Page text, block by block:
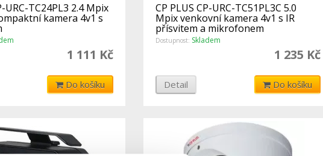
URC-TC24PL3 2.4 Mpix
kamera 4v1 s
1 111 Kč
Do košíku
CP PLUS CP-URC-TC51PL3C 5.0
Mpix venkovní kamera 4v1 s IR
přísvitem a mikrofonem
Dostupnost: Skladem
1 235 Kč
Detail Do košíku